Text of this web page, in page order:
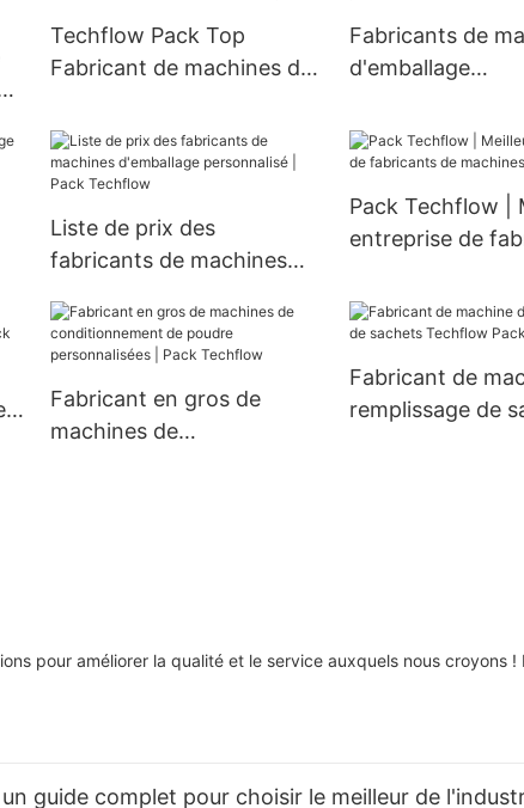
Techflow Pack Top
Fabricant de machines de
poudre
Fabricants de
d'emballage
Pack
Liste de prix des
fabricants de machines
Pack Techflow
Pack Techflow |
entreprise de
Fabricant en gros de
machines de
Fabricant de
remplissage de
pour améliorer la qualité et le service auxquels nous croyons !
guide complet pour choisir le meilleur de